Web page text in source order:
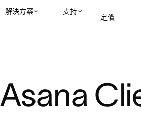
解決方案 支持
定價
Asana